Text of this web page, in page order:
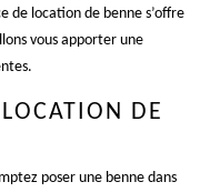
de location de benne s’offre
vous apporter une
DE
poser une benne dans